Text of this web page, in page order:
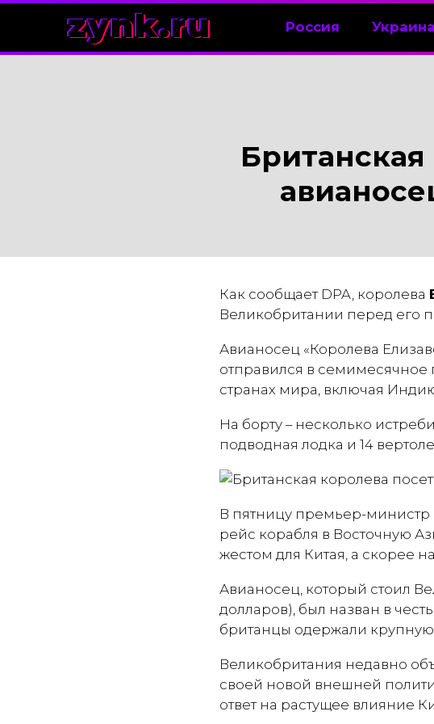
zynk.ru Россия Украина
Как сообщает DPA, королева
Великобритании перед его
Авианосец «Королева
отправился в семимесячное
странах мира, включая
На борту – несколько
подводная лодка и 14
В пятницу премьер-министр
рейс корабля в Восточную
жестом для Китая, а скорее
Авианосец, который стоил
долларов), был назван в
британцы одержали
Великобритания недавно
своей новой внешней
ответ на растущее влияние